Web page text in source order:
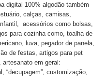
digital 100% algodão também
calças, camisas,
acessórios como bolsas,
para cozinha como, toalha de
luva, pegador de panela,
de festas, artigos para pet
em geral:
“decupagem”, customização,